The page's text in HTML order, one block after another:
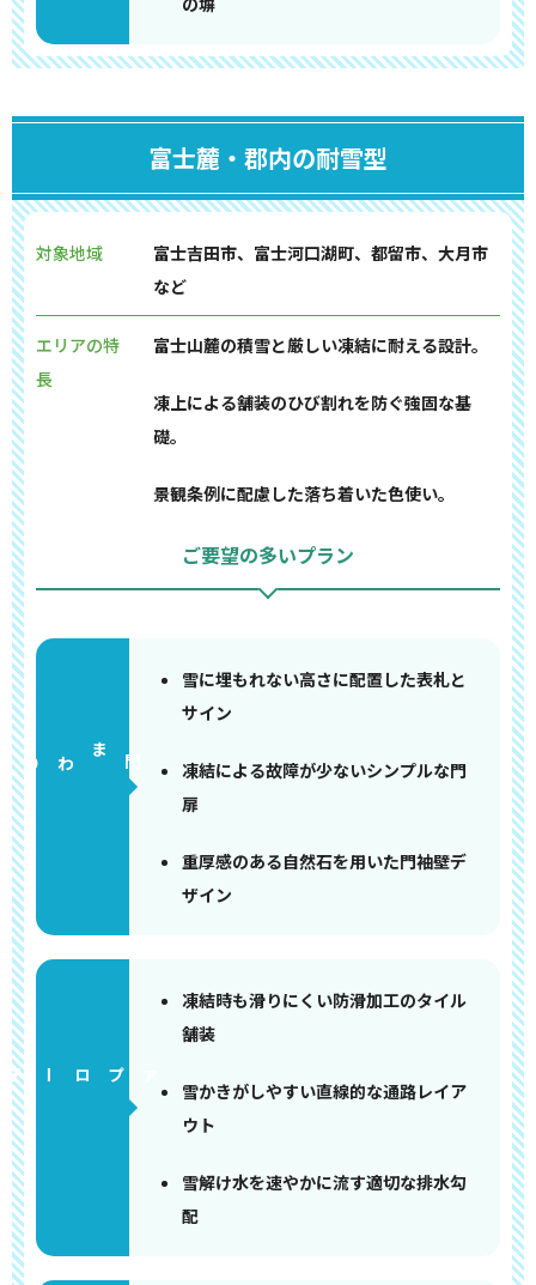
富士麓・郡内の耐雪型
対象地域
富士吉田市、富士河口湖町、都留市、大月市
など
エリアの特
長
富士山麓の積雪と厳しい凍結に耐える設計。
凍上による舗装のひび割れを防ぐ強固な基
礎。
景観条例に配慮した落ち着いた色使い。
ご要望の多いプラン
門まわり
雪に埋もれない高さに配置した表札と
サイン
凍結による故障が少ないシンプルな門
扉
重厚感のある自然石を用いた門袖壁デ
ザイン
アプローチ
凍結時も滑りにくい防滑加工のタイル
舗装
雪かきがしやすい直線的な通路レイア
ウト
雪解け水を速やかに流す適切な排水勾
配